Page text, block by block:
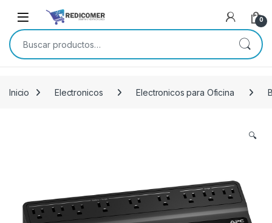
0
Buscar por:
Inicio Electronicos Electronicos para Oficina
🔍